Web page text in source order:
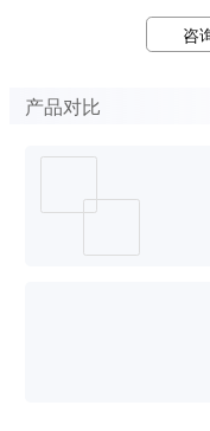
咨
产品对比